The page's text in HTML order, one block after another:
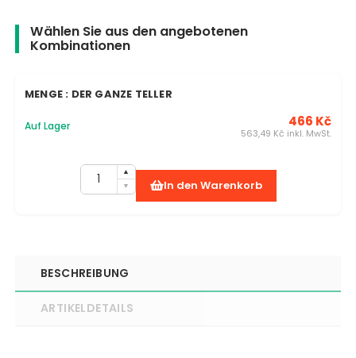
Wählen Sie aus den angebotenen
Kombinationen
MENGE : DER GANZE TELLER
Auf Lager 466 Kč
563,49 Kč inkl. MwSt.
In den Warenkorb
BESCHREIBUNG
ARTIKELDETAILS